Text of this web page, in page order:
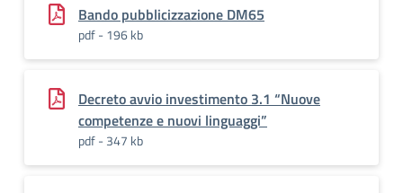
Bando pubblicizzazione DM65
pdf - 196 kb
Decreto avvio investimento 3.1 “Nuove
competenze e nuovi linguaggi”
pdf - 347 kb